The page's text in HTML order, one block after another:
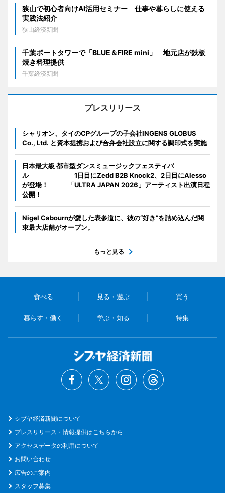
狭山で初心者向けAI活用セミナー 仕事や暮らしに使える
実践法紹介
狭山経済新聞
千葉ポートタワーで「BLUE＆FIRE mini」 地元店が鉄板
焼き料理提供
千葉経済新聞
プレスリリース
シャリオン、タイのCPグループの子会社INGENS GLOBUS
Co., Ltd. と資本提携および合弁会社設立に関する調印式を実施
日本最大級 都市型ダンスミュージックフェスティバ
ル 1日目にZedd B2B Knock2、2日目にAlesso
が登場！ 「ULTRA JAPAN 2026」アーティスト出演日程
公開！
Nigel Cabournが愛した表参道に、彼の“好き”を詰め込んだ関
東最大店舗がオープン。
もっと見る
食べる 見る・遊ぶ 買う
暮らす・働く 学ぶ・知る 特集
シブヤ経済新聞について
プレスリリース・情報提供はこちらから
アクセスデータの利用について
お問い合わせ
広告のご案内
スタッフ募集